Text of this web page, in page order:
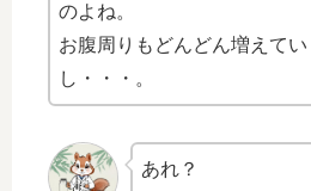
のよね。
お腹周りもどんどん増えてい
し・・・。
あれ？